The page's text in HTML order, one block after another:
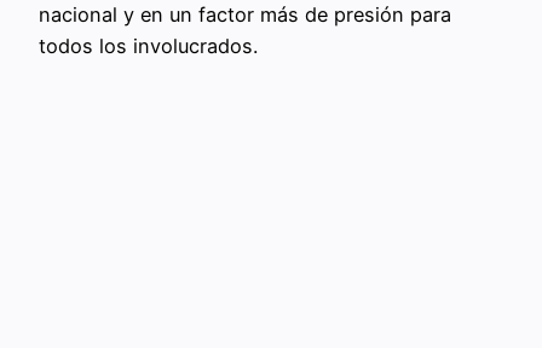
nacional y en un factor más de presión para
todos los involucrados.